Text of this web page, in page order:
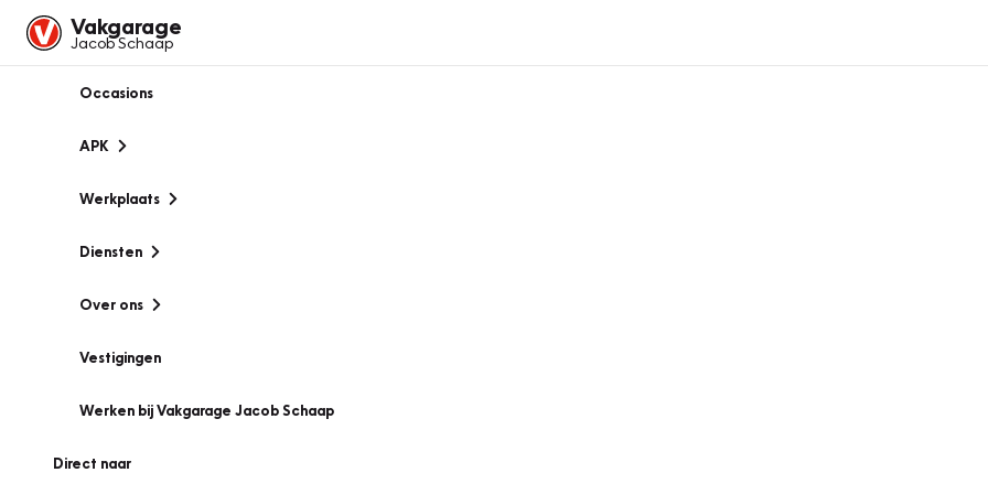
Vakgarage
Jacob Schaap
Occasions
APK
Werkplaats
Diensten
Over ons
Vestigingen
Werken bij Vakgarage Jacob Schaap
Direct naar